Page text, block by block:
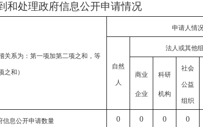
和处理政府信息公开申请情况
关系为：第一项加第二项之和，等
之和）
申请人情
自然
人
法人或其他
商业
企业
科研
机构
社会
公益
组织
信息公开申请数量 0 0 0 0